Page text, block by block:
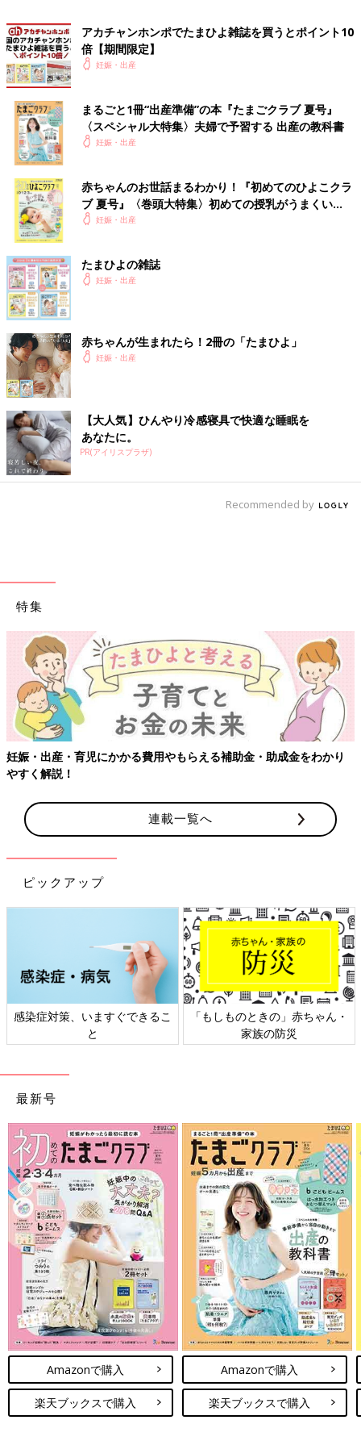
「立ち会いを希望せずに出産しました。後日、母子手帳の出産に
関するページを見ると『初めての出産、1人でよく頑張りまし
た！』と、担当の先生からのコメントが。褒めてもらえたような
気持ちになり、なんだか嬉しくなりました」（はるはるもいも
い）
父よ、しっかりしてくれエピソード編（感動もある
よ）
「里帰り出産でした。いよいよ陣痛らしきものがきたと思い、夫
に『おなかが痛いから病院に行ってくる』と連絡。予定日も近か
ったのに夫は普通の腹痛と思っていたらしく、産まれた報告にと
っっっても驚いたそうです……。おいおい」（ぐーふぃー）
「微弱陣痛で促進剤投与での初出産。丸一日以上経っても生まれ
る気配はなく、助産師さんが『体力落ちてるしメンタルもきてる
から、ちょっと早いけど立ち会い予定の夫さん呼ぼう！』と、連
絡してくれました。夫が到着するも、私の叫ぶ姿を見て夫は血の
気が引いてフラフラに。助産師さんに『夫さん一回外出よう！倒
れても構ってる余裕ないから！』と、言われる始末……。
それを見た私は逆に冷静に。イメトレ通りに呼吸法でいきむこと
ができ、再び夫を呼び戻して無事
らくナースステーションで『倒れかける夫と、逆に冷静になって
出産に臨んだ嫁』と、話題になっていたそうです」（ぐれこっ
なって集中出来ませんでした(笑) 生まれた時には夫は大泣き。
とても嬉しかったです」（ゆいたちょママ）
「夫は立ち会い出産を希望するも、採血で倒れてしまうような
人。案の定、分娩室に入って５分で気分が悪くなり椅子を用意し
てもらい、私のイタイー！！と叫ぶ声に耐えられずドアの外へ。
生まれる瞬間は戻ってきましたが、怖くて見られなかったそうで
す。でも処置後しばらく３人で撮影大会。『動いてる！』と、喜
んでいる姿が微笑ましかったです」（jurimom）
「生まれた直後、立ち会っていた夫に涙目で『無事産まれた
ね！』と、言おうと横を見たら、私より先に大号泣。私の涙は引
笑いあり、必死感あり、ハプニングあり、そして涙ありの出産エ
※記事の内容は記事執筆当時の情報であり、現在と異なる場合が
妊娠・出産にオススメのアプリ
アプリ「まいにちのたまひよ」
妊娠日数・生後日数に合わせて専門家のアドバイスを毎日お届
け。同じ出産月のママ同士で情報交換したり、励ましあったりで
きる「ルーム」や、写真だけでは伝わらない”できごと”を簡単に
記録できる「成長きろく」も大人気！
ダウンロード（無料）
「陣痛バッグ・入院バッグ・退院バッ
グ」お産入院バッグのつくり方のポイン
アカチャンホンポでたまひよ雑誌を買うとポイント10
倍【期間限定】
妊娠・出産
まるごと1冊“出産準備”の本『たまごクラブ 夏号』
〈スペシャル大特集〉夫婦で予習する 出産の教科書
妊娠・出産
赤ちゃんのお世話まるわかり！『初めてのひよこクラ
ブ 夏号』〈巻頭大特集〉初めての授乳がうまくい
く！ おっぱい・ミルクの基本と夏のトラブル 解決テ
妊娠・出産
たまひよの雑誌
妊娠・出産
赤ちゃんが生まれたら！2冊の「たまひよ」
妊娠・出産
【大人気】ひんやり冷感寝具で快適な睡眠を
あなたに。
PR(アイリスプラザ)
Recommended by
特集
妊娠・出産・育児にかかる費用やもらえる補助金・助成金をわかり
やすく解説！
連載一覧へ
ピックアップ
感染症対策、いますぐできるこ
と
「もしものときの」赤ちゃん・
家族の防災
最新号
Amazonで購入
楽天ブックスで購入
Amazonで購入
楽天ブックスで購入